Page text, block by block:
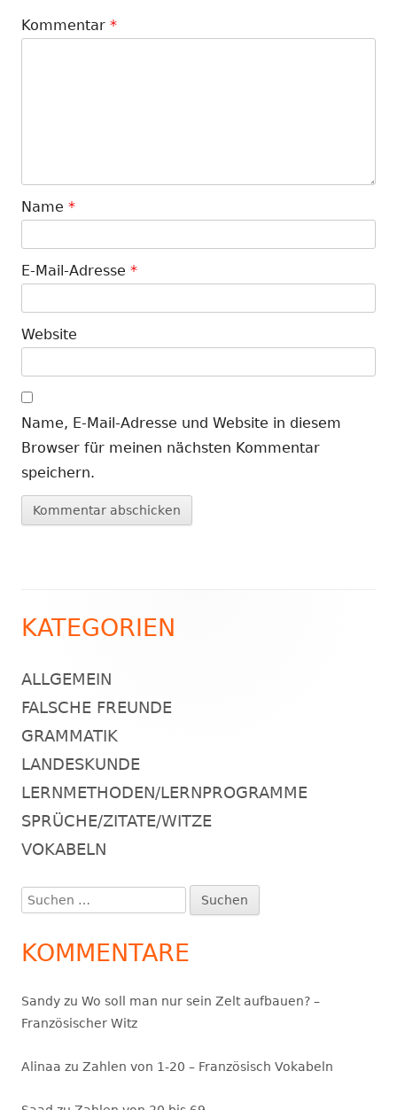
Kommentar *
Name *
E-Mail-Adresse *
Website
Name, E-Mail-Adresse und Website in diesem
Browser für meinen nächsten Kommentar
speichern.
Haupt-
Seitenleiste
KATEGORIEN
ALLGEMEIN
FALSCHE FREUNDE
GRAMMATIK
LANDESKUNDE
LERNMETHODEN/LERNPROGRAMME
SPRÜCHE/ZITATE/WITZE
VOKABELN
Suchen
nach:
KOMMENTARE
Sandy zu Wo soll man nur sein Zelt aufbauen? –
Französischer Witz
Alinaa zu Zahlen von 1-20 – Französisch Vokabeln